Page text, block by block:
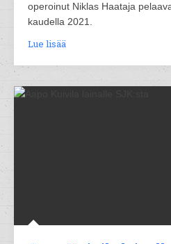
operoinut Niklas Haataja
kaudella 2021.
Lue lisää